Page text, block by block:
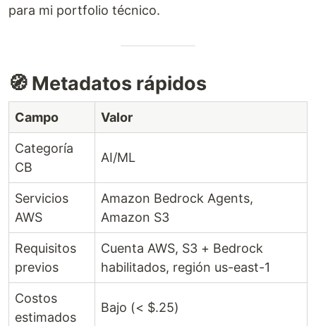
para mi portfolio técnico.
🧭 Metadatos rápidos
Campo Valor
Categoría
CB
AI/ML
Servicios
AWS
Amazon Bedrock Agents,
Amazon S3
Requisitos
previos
Cuenta AWS, S3 + Bedrock
habilitados, región us-east-1
Costos
estimados
Bajo (< $.25)